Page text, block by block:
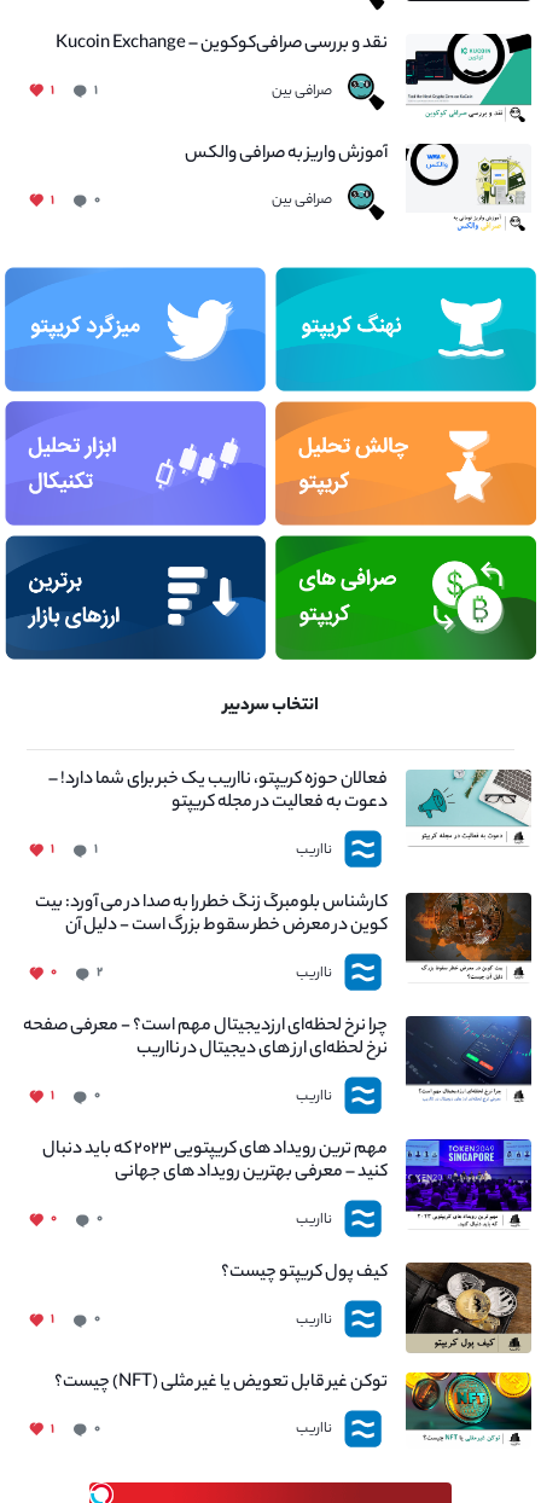
نقد و بررسی صرافی‌کوکوین – Kucoin Exchange
صرافی بین ۱ ۱
آموزش واریز به صرافی والکس
صرافی بین ۰ ۱
انتخاب سردبیر
فعالان حوزه کریپتو، نااریب یک خبر برای شما دارد! –
دعوت به فعالیت در مجله کریپتو
نااریب ۱ ۱
کارشناس بلومبرگ زنگ خطر را به صدا در می آورد: بیت
کوین در معرض خطر سقوط بزرگ است - دلیل آن
چیست؟
نااریب ۲ ۰
چرا نرخ لحظه‌ای ارزدیجیتال مهم است؟ - معرفی صفحه
نرخ لحظه‌ای ارز های دیجیتال در نااریب
نااریب ۰ ۱
مهم ترین رویداد های کریپتویی ۲۰۲۳ که باید دنبال
کنید – معرفی بهترین رویداد های جهانی
نااریب ۰ ۰
کیف پول کریپتو چیست؟
نااریب ۰ ۱
توکن غیر قابل تعویض یا غیر مثلی (NFT) چیست؟
نااریب ۰ ۱